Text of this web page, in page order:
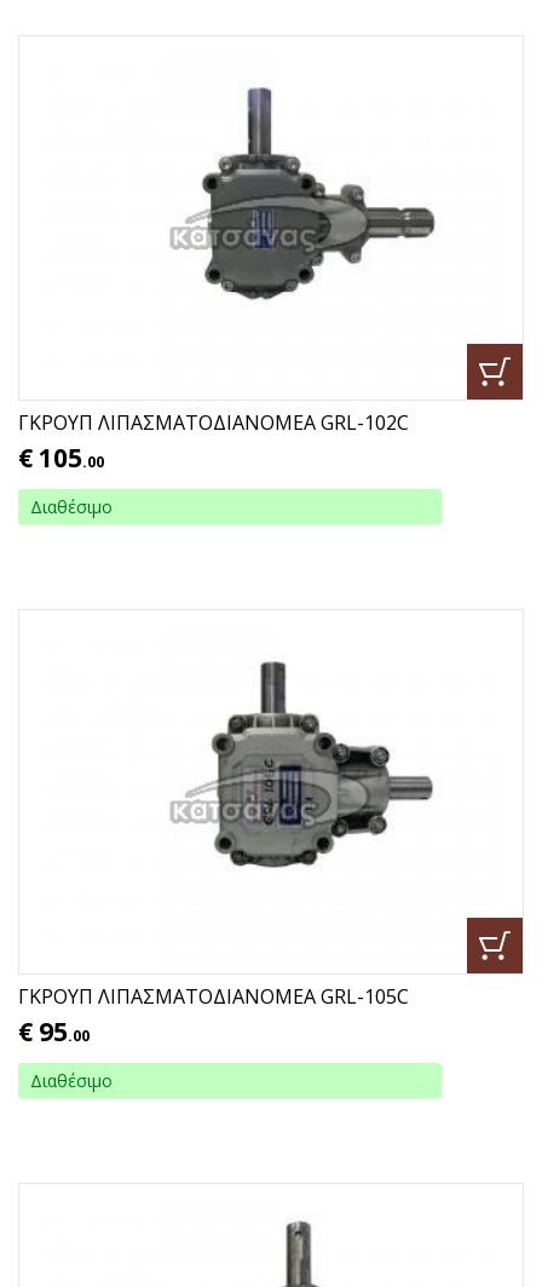
ΓΚΡΟΥΠ ΛΙΠΑΣΜΑΤΟΔΙΑΝΟΜΕΑ GRL-102C
€ 105.00
Διαθέσιμο
ΓΚΡΟΥΠ ΛΙΠΑΣΜΑΤΟΔΙΑΝΟΜΕΑ GRL-105C
€ 95.00
Διαθέσιμο